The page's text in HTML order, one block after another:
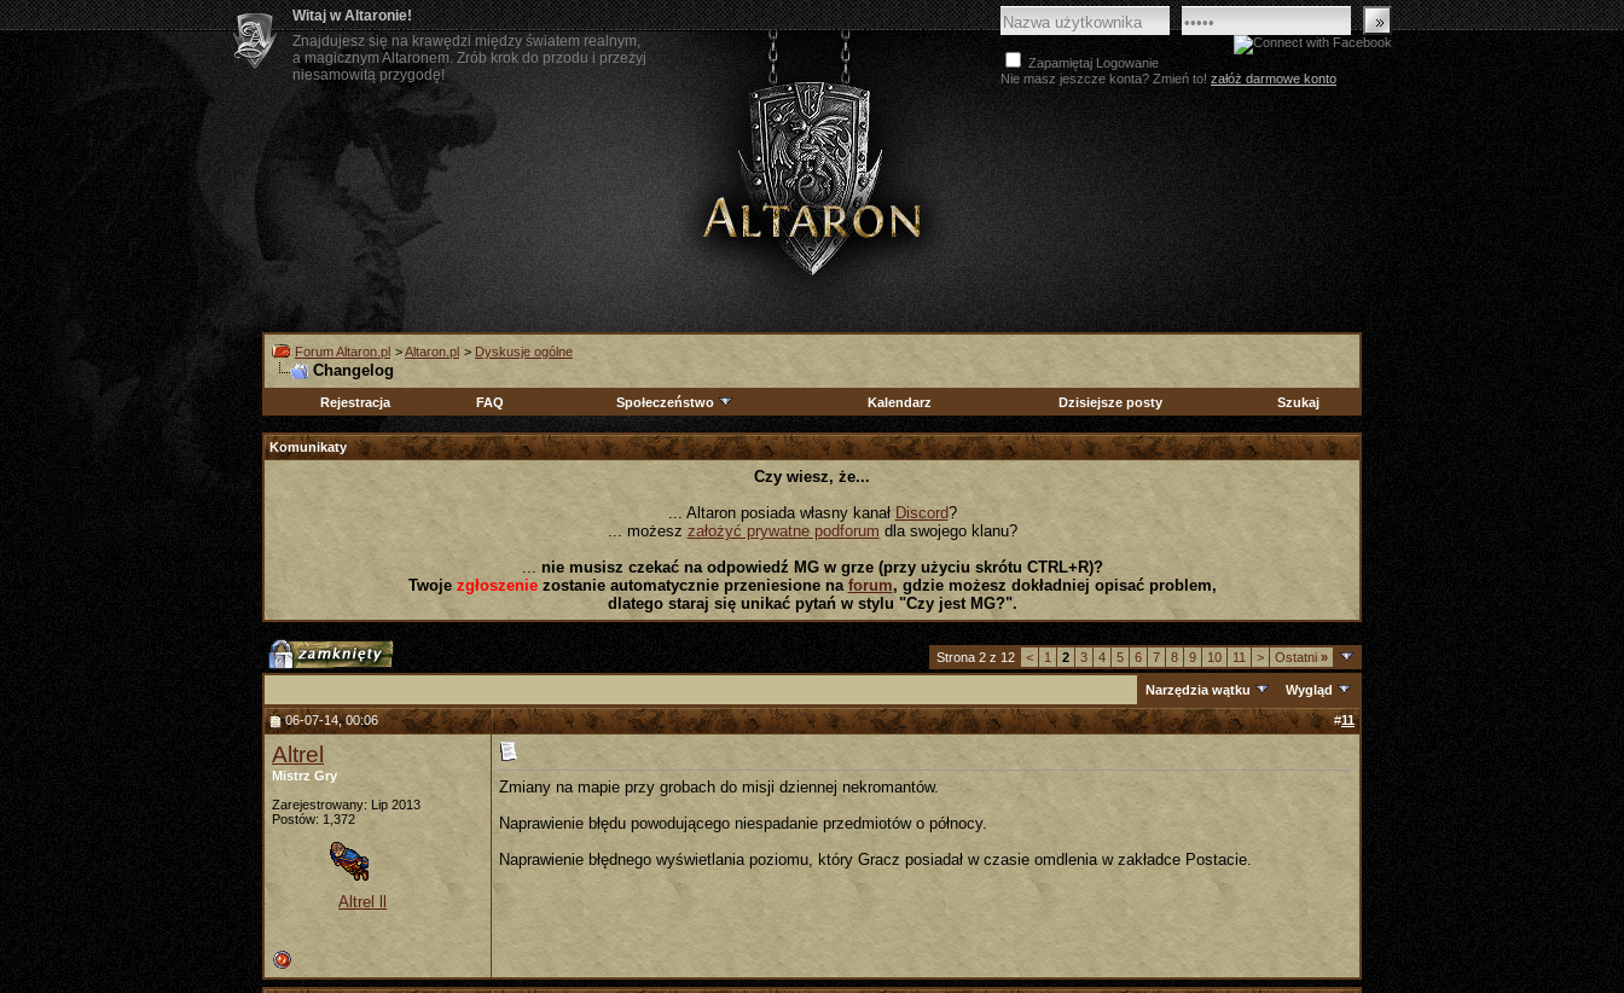
Witaj w Altaronie!
Znajdujesz się na krawędzi między światem realnym,
a magicznym Altaronem. Zrób krok do przodu i przeżyj
niesamowitą przygodę!
Zapamiętaj Logowanie
Nie masz jeszcze konta? Zmień to! załóż darmowe konto
Forum Altaron.pl >Altaron.pl > Dyskusje ogólne
Changelog
Rejestracja FAQ Społeczeństwo Kalendarz Dzisiejsze posty Szukaj
Komunikaty
Czy wiesz, że...
... Altaron posiada własny kanał Discord?
... możesz założyć prywatne podforum dla swojego klanu?
... nie musisz czekać na odpowiedź MG w grze (przy użyciu skrótu CTRL+R)?
Twoje zgłoszeniezostanie automatycznie przeniesione na forum, gdzie możesz dokładniej opisać problem,
dlatego staraj się unikać pytań w stylu "Czy jest MG?".
Strona 2 z 12 < 1 2 3 4 5 6 7 8 9 10 11 > Ostatni »
Narzędzia wątku Wygląd
06-07-14, 00:06 #11
Altrel
Mistrz Gry
Zarejestrowany: Lip 2013
Postów: 1,372
Altrel ll
Zmiany na mapie przy grobach do misji dziennej nekromantów.
Naprawienie błędu powodującego niespadanie przedmiotów o północy.
Naprawienie błędnego wyświetlania poziomu, który Gracz posiadał w czasie omdlenia w zakładce Postacie.